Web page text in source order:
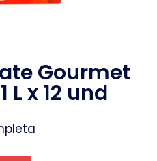
Gourmet
x 12 und